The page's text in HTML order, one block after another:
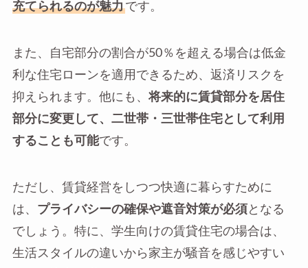
充てられるのが魅力です。
また、自宅部分の割合が50％を超える場合は低金
利な住宅ローンを適用できるため、返済リスクを
抑えられます。他にも、 将来的に賃貸部分を居住
部分に変更して、二世帯・三世帯住宅として利用
することも可能です。
ただし、賃貸経営をしつつ快適に暮らすために
は、 プライバシーの確保や遮音対策が必須 となる
でしょう。特に、学生向けの賃貸住宅の場合は、
生活スタイルの違いから家主が騒音を感じやすい